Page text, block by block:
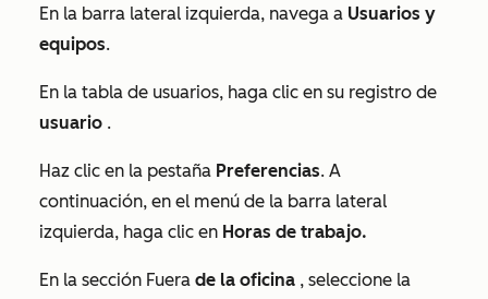
En la barra lateral izquierda, navega a Usuarios y
equipos.
En la tabla de usuarios, haga clic en su registro de
usuario .
Haz clic en la pestaña Preferencias. A
continuación, en el menú de la barra lateral
izquierda, haga clic en Horas de trabajo.
En la sección Fuera de la oficina , seleccione la